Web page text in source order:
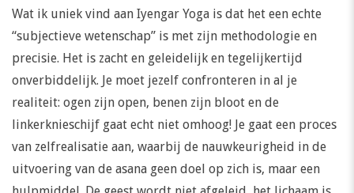
Wat ik uniek vind aan Iyengar Yoga is dat het een echte
“subjectieve wetenschap” is met zijn methodologie en
precisie. Het is zacht en geleidelijk en tegelijkertijd
onverbiddelijk. Je moet jezelf confronteren in al je
realiteit: ogen zijn open, benen zijn bloot en de
linkerknieschijf gaat echt niet omhoog! Je gaat een proces
van zelfrealisatie aan, waarbij de nauwkeurigheid in de
uitvoering van de asana geen doel op zich is, maar een